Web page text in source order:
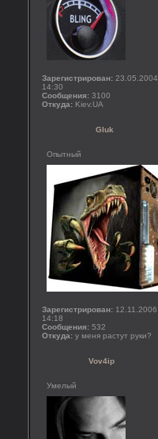
Зарегистрирован: 23.05.2004
14:30
Сообщения: 3100
Откуда: Kiev.UA
Gluk
Опытный
Зарегистрирован: 12.11.2006
14:18
Сообщения: 532
Откуда: у меня растут руки?
Vov4ip
Умелый